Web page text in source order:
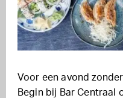
Voor een avond
Begin bij Bar Centraal